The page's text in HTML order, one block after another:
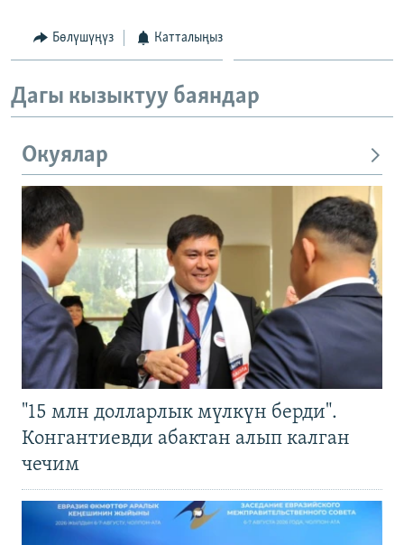
Бөлүшүңүз Катталыңыз
Дагы кызыктуу баяндар
Окуялар
"15 млн долларлык мүлкүн берди".
Конгантиевди абактан алып калган
чечим